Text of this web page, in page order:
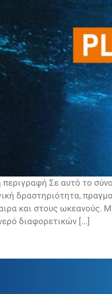
περιγραφή Σε αυτό το
δραστηριότητα,
και στους ωκεανούς.
διαφορετικών [...]